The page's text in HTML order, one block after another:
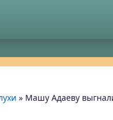
» Машу Адаеву